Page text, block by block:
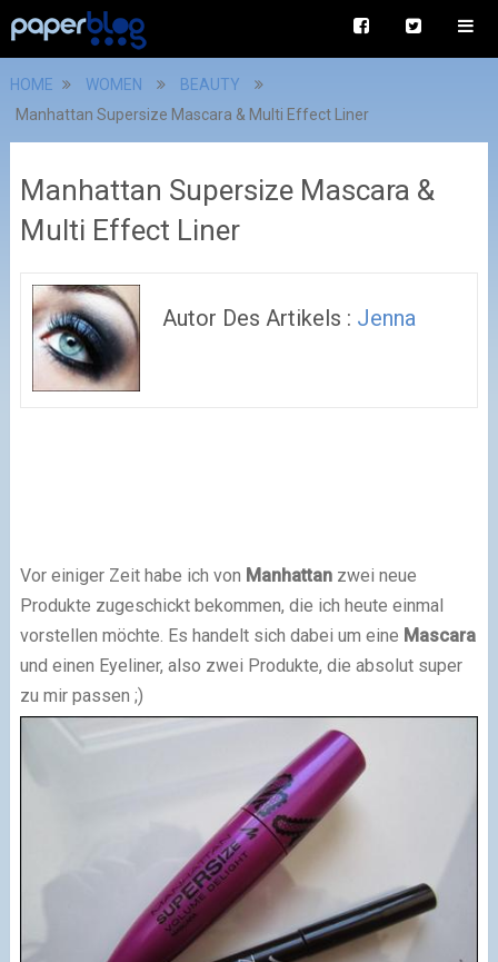
HOME WOMEN
BEAUTY
Manhattan Supersize Mascara & Multi Effect Liner
Manhattan Supersize Mascara &
Multi Effect Liner
Autor Des Artikels : Jenna
Vor einiger Zeit habe ich von Manhattanzwei neue
Produkte zugeschickt bekommen, die ich heute einmal
vorstellen möchte. Es handelt sich dabei um eine Mascara
und einen Eyeliner, also zwei Produkte, die absolut super
zu mir passen ;)